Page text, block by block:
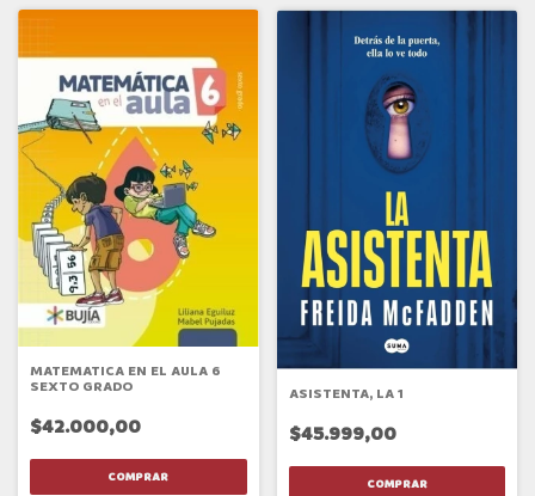
MATEMATICA EN EL AULA 6
SEXTO GRADO
$42.000,00
ASISTENTA, LA 1
$45.999,00